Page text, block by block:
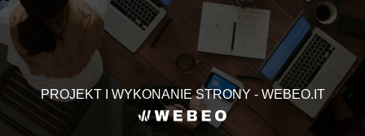
PROJEKT I WYKONANIE STRONY - WEBEO.IT